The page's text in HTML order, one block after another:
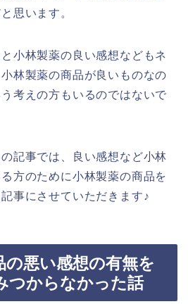
思います。
小林製薬の良い感想などもネ
林製薬の商品が良いものなの
考えの方もいるのではないで
記事では、良い感想など小林
方のために小林製薬の商品を
事にさせていただきます♪
の悪い感想の有無を
つからなかった話